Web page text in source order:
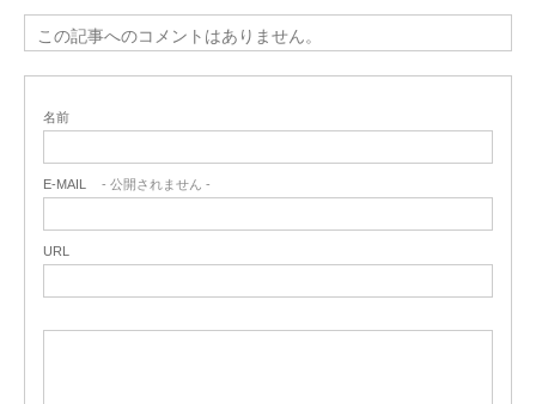
この記事へのコメントはありません。
名前
E-MAIL - 公開されません -
URL